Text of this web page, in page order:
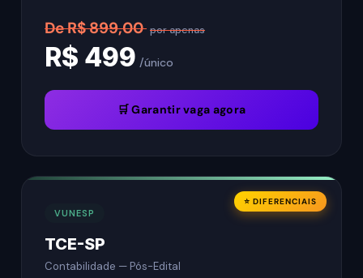
De R$ 899,00 por apenas
R$ 499 /único
🛒 Garantir vaga agora
⭐ DIFERENCIAIS
VUNESP
TCE-SP
Contabilidade — Pós-Edital